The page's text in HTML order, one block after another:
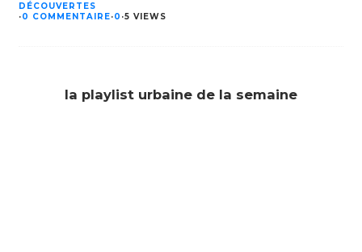
DÉCOUVERTES
·0 COMMENTAIRE·0 ·5 VIEWS
la playlist urbaine de la semaine